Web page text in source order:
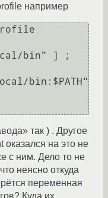
например
bin" ] ;
так ) . Другое
оказался на это не
с ним. Дело то не
неясно откуда
переменная